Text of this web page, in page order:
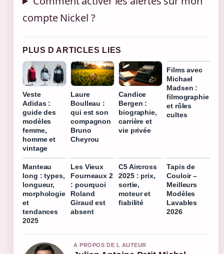
compte Nickel ?
PLUS D ARTICLES LIES
Veste
Adidas :
guide des
modèles
femme,
homme et
vintage
Laure
Boulleau :
qui est son
compagnon
Bruno
Cheyrou
Candice
Bergen :
biographie,
carrière et
vie privée
Films avec
Michael
Madsen :
filmographie
et rôles
cultes
Manteau
long : types,
longueur,
morphologie
et
tendances
2025
Les Vieux
Fourneaux 2
: pourquoi
Roland
Giraud est
absent
C5 Aircross
2025 : prix,
sortie,
moteur et
fiabilité
Tapis de
Couloir –
Meilleurs
Modèles
Lavables
2026
A PROPOS DE L AUTEUR